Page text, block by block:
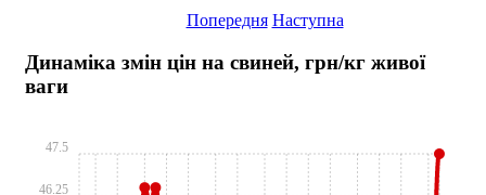
Попередня Наступна
Динаміка змін цін на свиней, грн/кг живої
ваги
46.25
47.5